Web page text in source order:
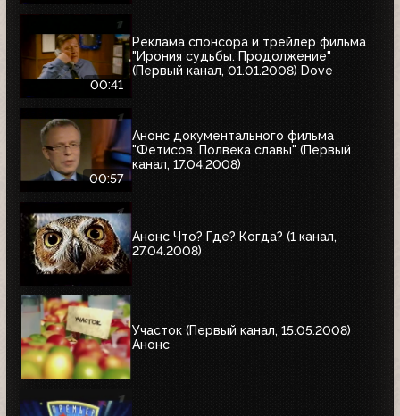
00:41
Реклама спонсора и трейлер фильма
"Ирония судьбы. Продолжение"
(Первый канал, 01.01.2008) Dove
00:57
Анонс документального фильма
"Фетисов. Полвека славы" (Первый
канал, 17.04.2008)
Анонс Что? Где? Когда? (1 канал,
27.04.2008)
Участок (Первый канал, 15.05.2008)
Анонс